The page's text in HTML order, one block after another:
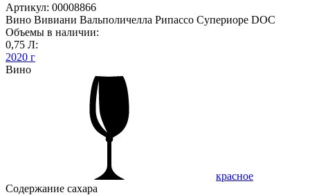
Артикул: 00008866
Вино Вивиани Вальполичелла Рипассо Супериоре DOC
Объемы в наличии:
0,75 Л:
2020 г
Вино
красное
Содержание сахара